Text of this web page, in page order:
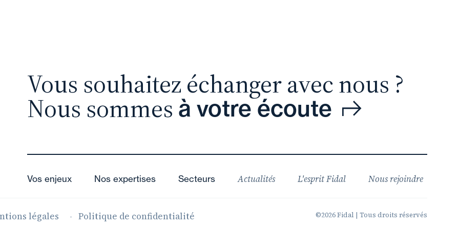
Vous souhaitez échanger avec nous ?
Nous sommes à votre écoute
Vos enjeux Nos expertises Secteurs Actualités L'esprit Fidal Nous rejoindre
légales Politique de confidentialité ©2026 Fidal | Tous droits réservés